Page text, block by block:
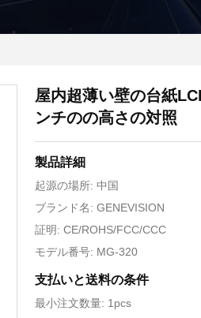
屋内超薄い壁の台紙
ンチのの高さの対照
製品詳細
起源の場所: 中国
ブランド名: GENEVISION
証明: CE/ROHS/FCC/CCC
モデル番号: MG-320
支払いと送料の条件
最小注文数量: 1pcs